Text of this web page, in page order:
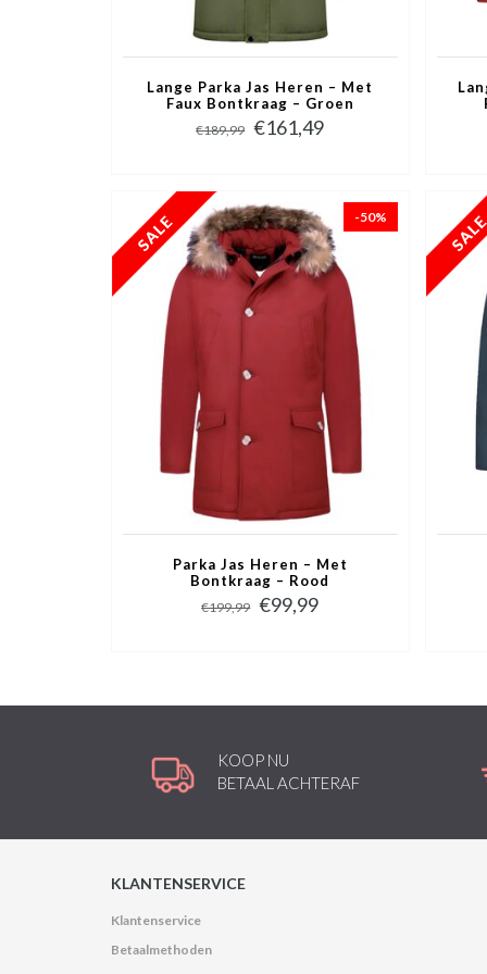
Lange Parka Jas Heren – Met
Faux Bontkraag – Groen
€189,99 €161,49
-50%
Parka Jas Heren – Met
Bontkraag – Rood
€199,99 €99,99
KOOP NU
BETAAL ACHTERAF
KLANTENSERVICE
Klantenservice
Betaalmethoden